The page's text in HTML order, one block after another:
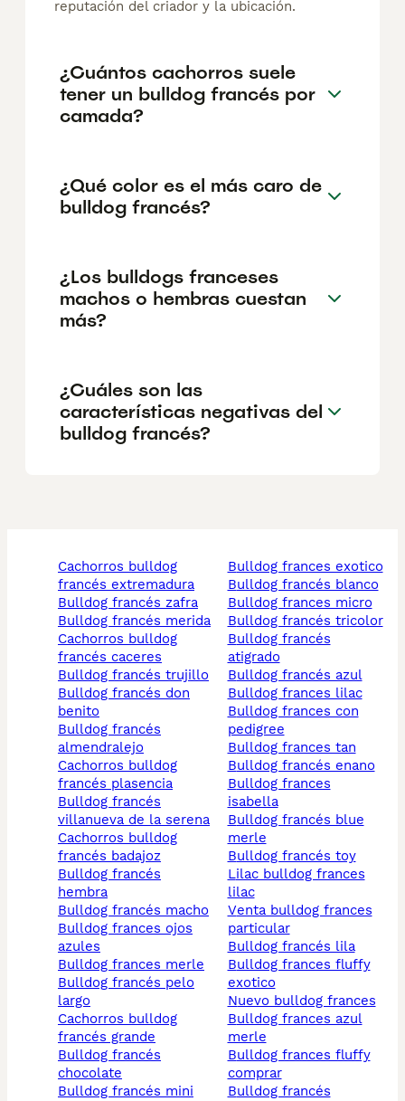
reputación del criador y la ubicación.
¿Cuántos cachorros suele
tener un bulldog francés por
camada?
¿Qué color es el más caro de
bulldog francés?
¿Los bulldogs franceses
machos o hembras cuestan
más?
¿Cuáles son las
características negativas del
bulldog francés?
cachorros bulldog
francés extremadura
bulldog francés zafra
bulldog francés merida
cachorros bulldog
francés caceres
bulldog francés trujillo
bulldog francés don
benito
bulldog francés
almendralejo
cachorros bulldog
francés plasencia
bulldog francés
villanueva de la serena
cachorros bulldog
francés badajoz
bulldog francés
hembra
bulldog francés macho
bulldog frances ojos
azules
bulldog frances merle
bulldog francés pelo
largo
cachorros bulldog
francés grande
bulldog francés
chocolate
bulldog francés mini
bulldog frances exotico
bulldog francés blanco
bulldog frances micro
bulldog francés tricolor
bulldog francés
atigrado
bulldog francés azul
bulldog frances lilac
bulldog frances con
pedigree
bulldog frances tan
bulldog francés enano
bulldog frances
isabella
bulldog francés blue
merle
bulldog francés toy
lilac bulldog frances
lilac
venta bulldog frances
particular
bulldog francés lila
bulldog frances fluffy
exotico
nuevo bulldog frances
bulldog frances azul
merle
bulldog frances fluffy
comprar
bulldog francés